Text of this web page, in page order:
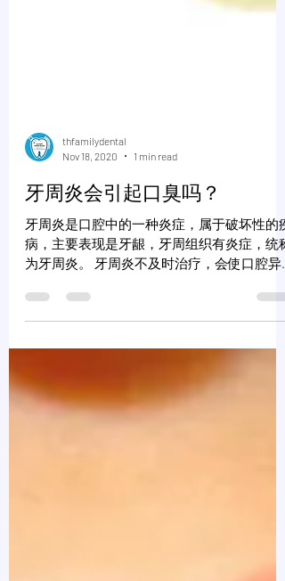
Nov 18, 2020
1 min read
牙周炎会引起口臭吗？
牙周炎是口腔中的一种炎症，属于破坏性的疾
病，主要表现是牙龈，牙周组织有炎症，统称
为牙周炎。 牙周炎不及时治疗，会使口腔异
种疾病, 而牙周炎只是其中一种，如果牙齿松
动移位，咀嚼食物无力等，都是牙周...